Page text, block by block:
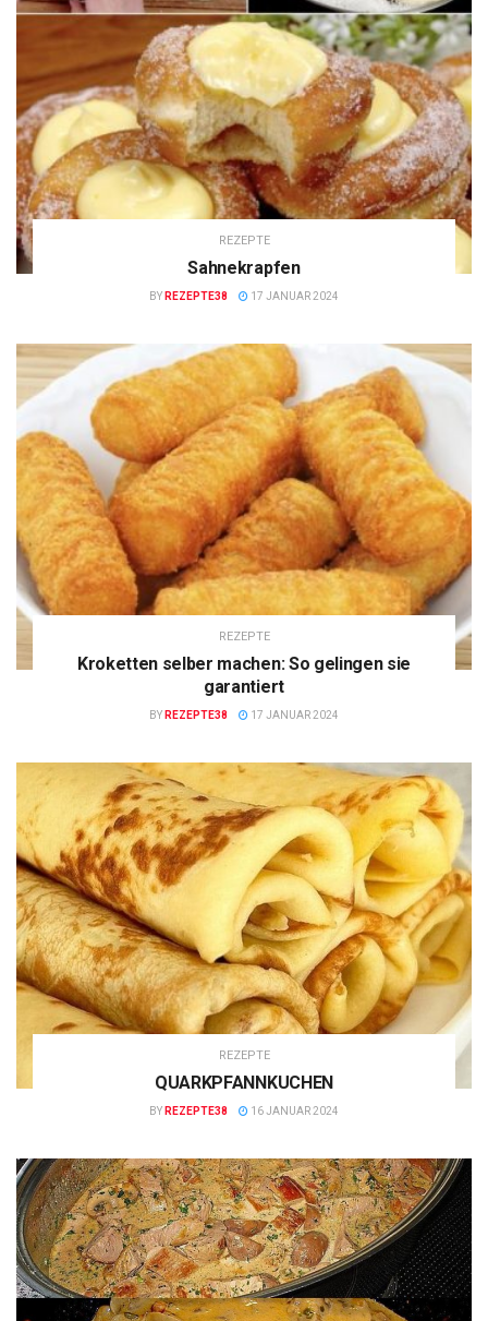
REZEPTE
Sahnekrapfen
BY REZEPTE38 17 JANUAR 2024
REZEPTE
Kroketten selber machen: So gelingen sie
garantiert
BY REZEPTE38 17 JANUAR 2024
REZEPTE
QUARKPFANNKUCHEN
BY REZEPTE38 16 JANUAR 2024